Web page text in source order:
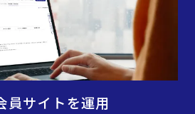
員サイトを運用